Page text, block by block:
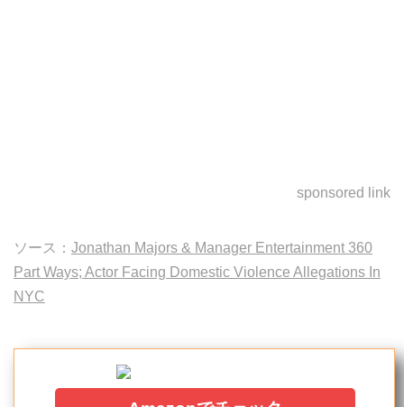
sponsored link
ソース： Jonathan Majors & Manager Entertainment 360
Part Ways; Actor Facing Domestic Violence Allegations In
NYC